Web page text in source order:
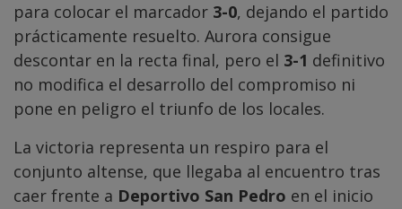
para colocar el marcador 3-0, dejando el partido
prácticamente resuelto. Aurora consigue
descontar en la recta final, pero el 3-1 definitivo
no modifica el desarrollo del compromiso ni
pone en peligro el triunfo de los locales.
La victoria representa un respiro para el
conjunto altense, que llegaba al encuentro tras
caer frente a Deportivo San Pedro en el inicio